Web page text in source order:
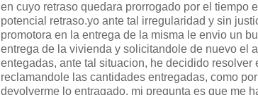
en cuyo retraso quedara prorrogado por el tiempo
potencial retraso.yo ante tal irregularidad y sin
promotora en la entrega de la misma le envio un
entrega de la vivienda y solicitandole de nuevo el
entegadas, ante tal situacion, he decidido resolver
reclamandole las cantidades entregadas, como
devolverme lo entragado, mi pregunta es que me